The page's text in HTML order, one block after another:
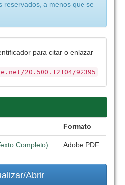
reservados, a menos que se
para citar o enlazar
20.500.12104/92395
Formato
Completo) Adobe PDF
Abrir